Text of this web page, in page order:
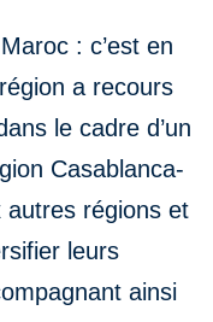
: c’est en
a recours
le cadre d’un
Casablanca-
autres régions et
leurs
ainsi